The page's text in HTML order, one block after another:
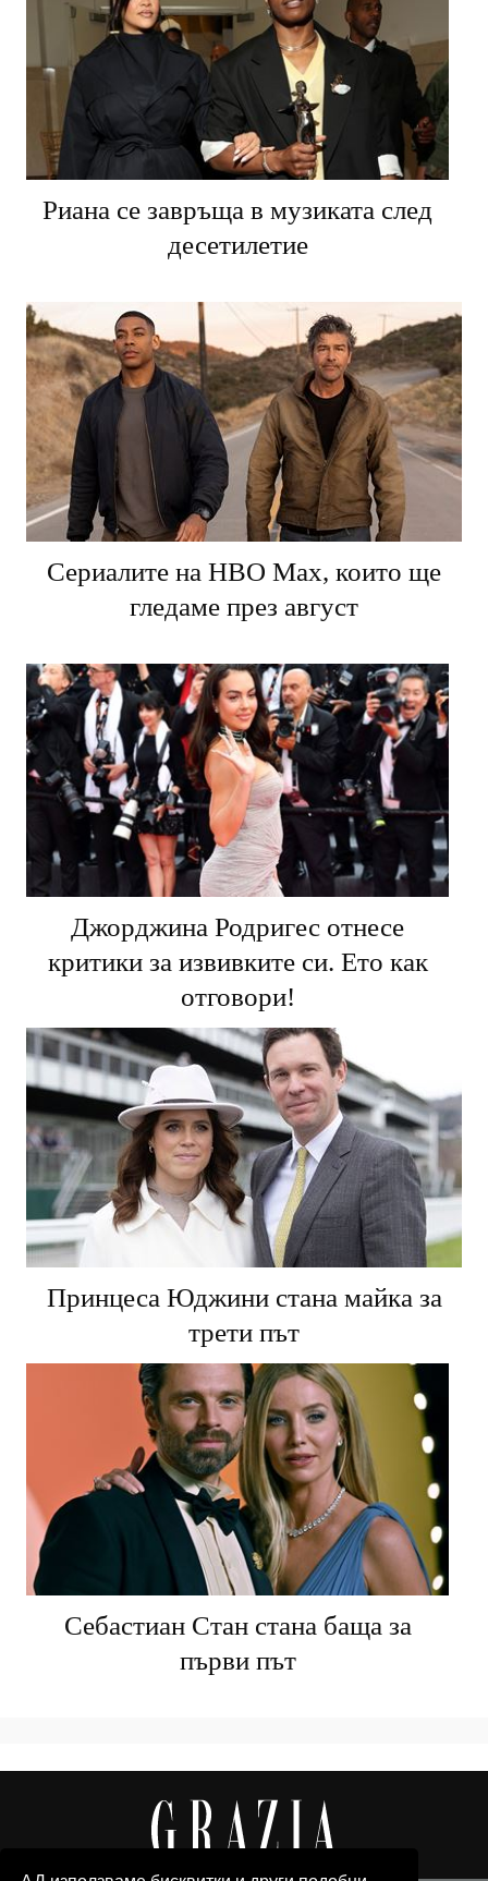
Риана се завръща в музиката след
десетилетие
Сериалите на HBO Max, които ще
гледаме през август
Джорджина Родригес отнесе
критики за извивките си. Ето как
отговори!
Принцеса Юджини стана майка за
трети път
Себастиан Стан стана баща за
първи път